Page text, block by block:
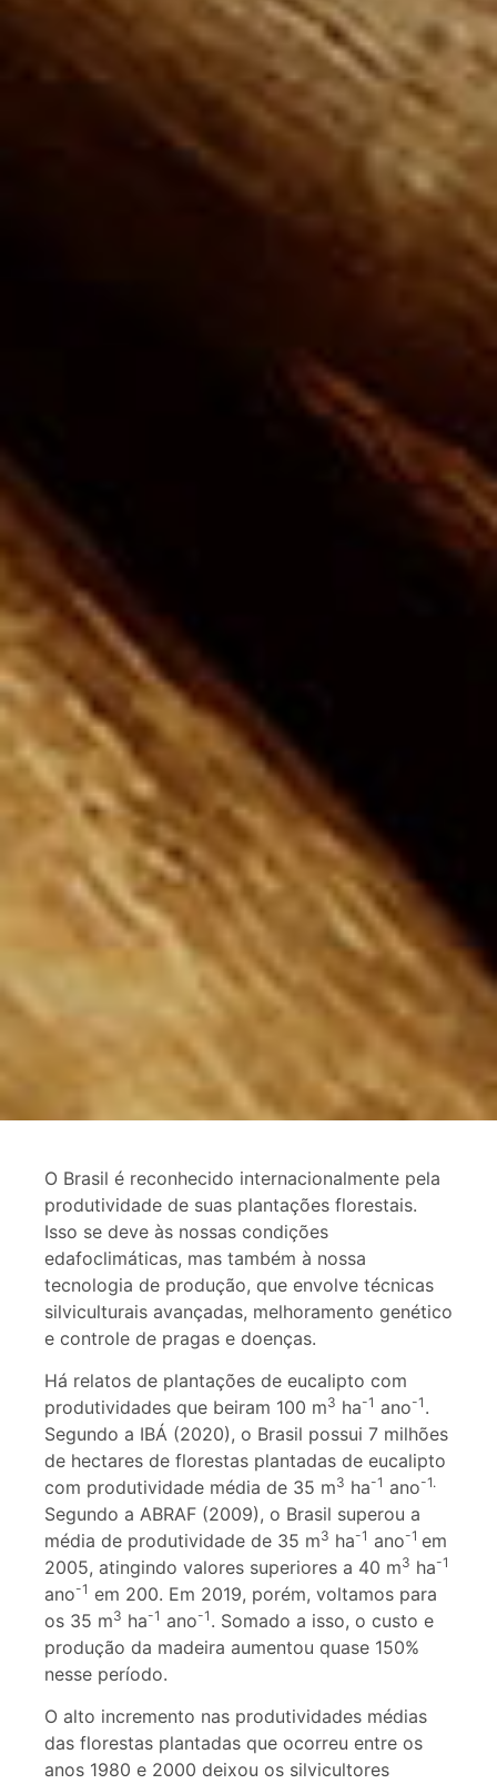
O Brasil é reconhecido internacionalmente pela
produtividade de suas plantações florestais.
Isso se deve às nossas condições
edafoclimáticas, mas também à nossa
tecnologia de produção, que envolve técnicas
silviculturais avançadas, melhoramento genético
e controle de pragas e doenças.
Há relatos de plantações de eucalipto com
produtividades que beiram 100 m3 ha-1 ano-1 .
Segundo a IBÁ (2020), o Brasil possui 7 milhões
de hectares de florestas plantadas de eucalipto
com produtividade média de 35 m3 ha-1 ano-1.
Segundo a ABRAF (2009), o Brasil superou a
média de produtividade de 35 m3 ha-1 ano-1 em
2005, atingindo valores superiores a 40 m3 ha-1
ano-1 em 200. Em 2019, porém, voltamos para
os 35 m3 ha-1 ano-1 . Somado a isso, o custo e
produção da madeira aumentou quase 150%
nesse período.
O alto incremento nas produtividades médias
das florestas plantadas que ocorreu entre os
anos 1980 e 2000 deixou os silvicultores